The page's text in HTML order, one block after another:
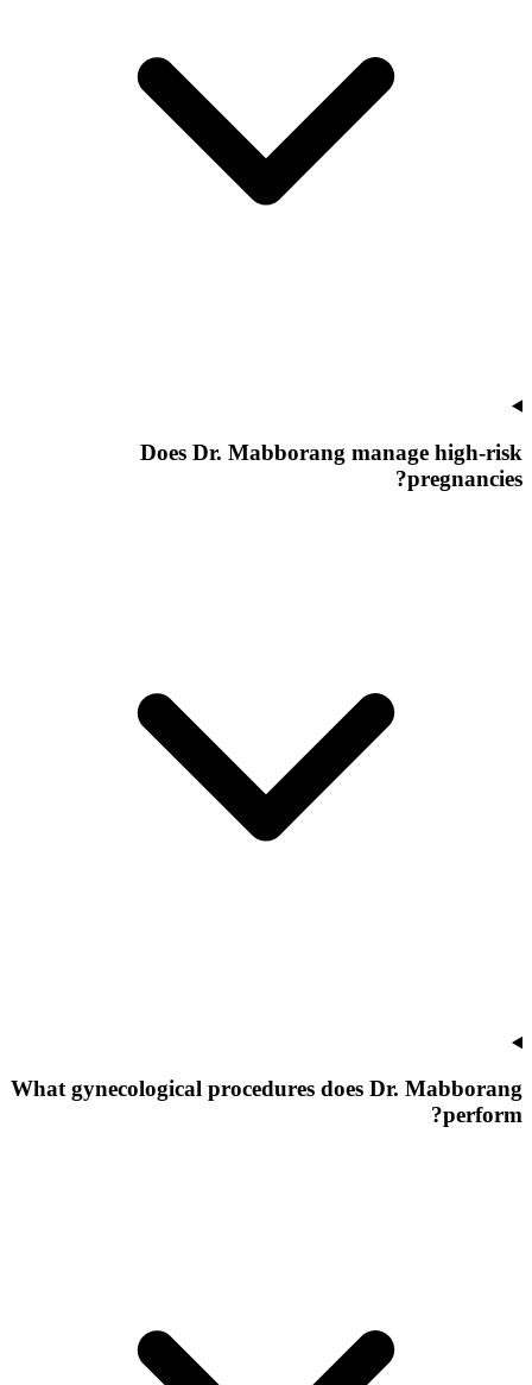
Does Dr. Mabborang manage high-risk
pregnancies?
What gynecological procedures does Dr. Mabborang
perform?